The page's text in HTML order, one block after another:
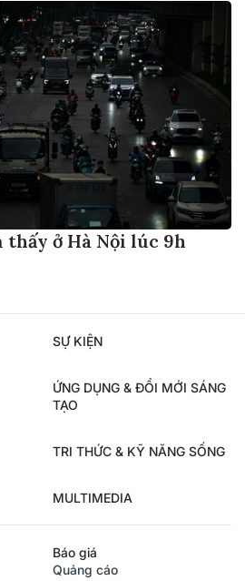
thấy ở Hà Nội lúc 9h
SỰ KIỆN
ỨNG DỤNG & ĐỔI MỚI SÁNG
TẠO
TRI THỨC & KỸ NĂNG SỐNG
MULTIMEDIA
Báo giá
Quảng cáo